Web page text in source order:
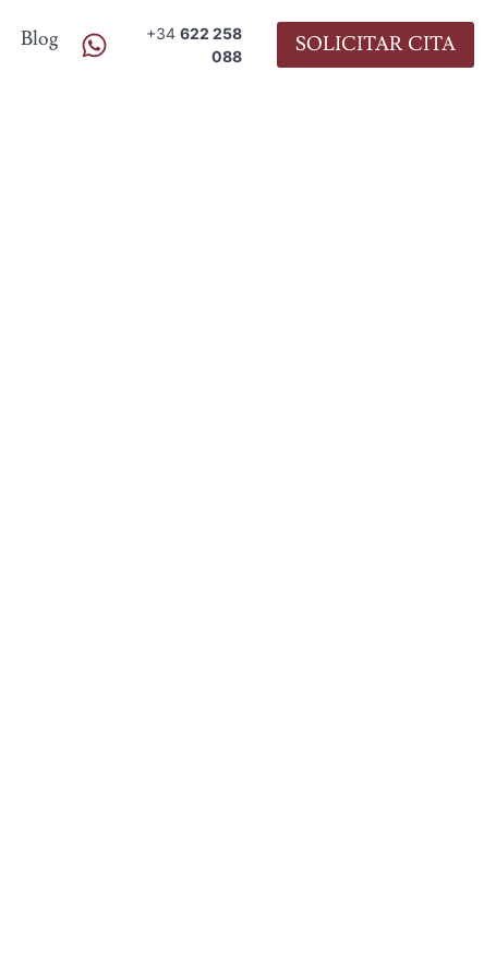
Blog +34622 258
088
SOLICITAR CITA